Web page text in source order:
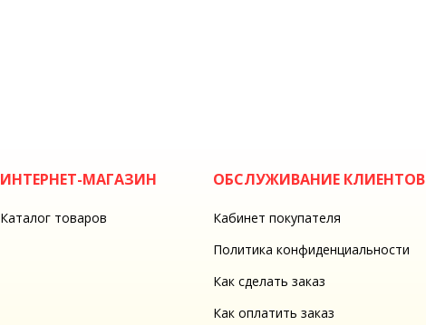
ИНТЕРНЕТ-МАГАЗИН
Каталог товаров
ОБСЛУЖИВАНИЕ КЛИЕНТОВ
Кабинет покупателя
Политика конфиденциальности
Как сделать заказ
Как оплатить заказ